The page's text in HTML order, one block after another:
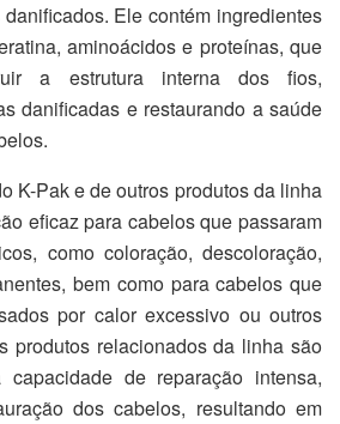
Ele contém ingredientes
aminoácidos e proteínas, que
a estrutura interna dos fios,
danificadas e restaurando a saúde
K-Pak e de outros produtos da linha
eficaz para cabelos que passaram
como coloração, descoloração,
bem como para cabelos que
por calor excessivo ou outros
produtos relacionados da linha são
de reparação intensa,
dos cabelos, resultando em